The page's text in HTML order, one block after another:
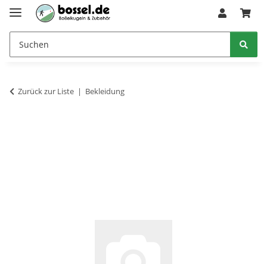
Zurück zur Liste Bekleidung